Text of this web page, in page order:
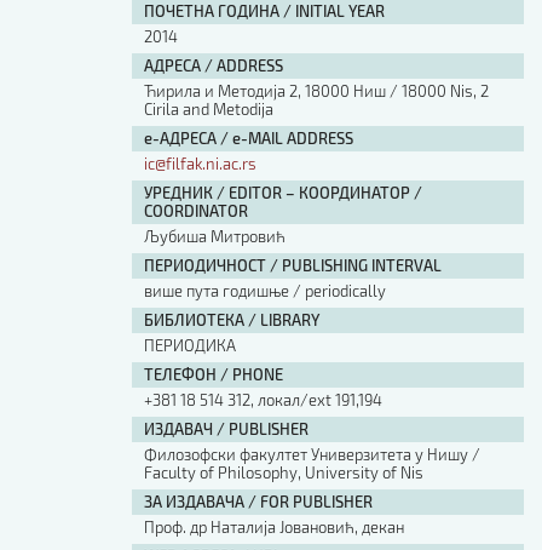
ПОЧЕТНА ГОДИНА / INITIAL YEAR
2014
АДРЕСА / ADDRESS
Ћирила и Методија 2, 18000 Ниш / 18000 Nis, 2
Cirila and Metodija
е-АДРЕСА / e-MAIL ADDRESS
ic@filfak.ni.ac.rs
УРЕДНИК / EDITOR – КООРДИНАТОР /
COORDINATOR
Љубиша Митровић
ПЕРИОДИЧНОСТ / PUBLISHING INTERVAL
више пута годишње / periodically
БИБЛИОТЕКА / LIBRARY
ПЕРИОДИКА
ТЕЛЕФОН / PHONE
+381 18 514 312, локал/ext 191,194
ИЗДАВАЧ / PUBLISHER
Филозофски факултет Универзитета у Нишу /
Faculty of Philosophy, University of Nis
ЗА ИЗДАВАЧА / FOR PUBLISHER
Проф. др Наталија Јовановић, декан